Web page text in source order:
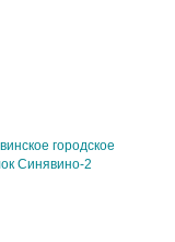
городское
Синявино-2